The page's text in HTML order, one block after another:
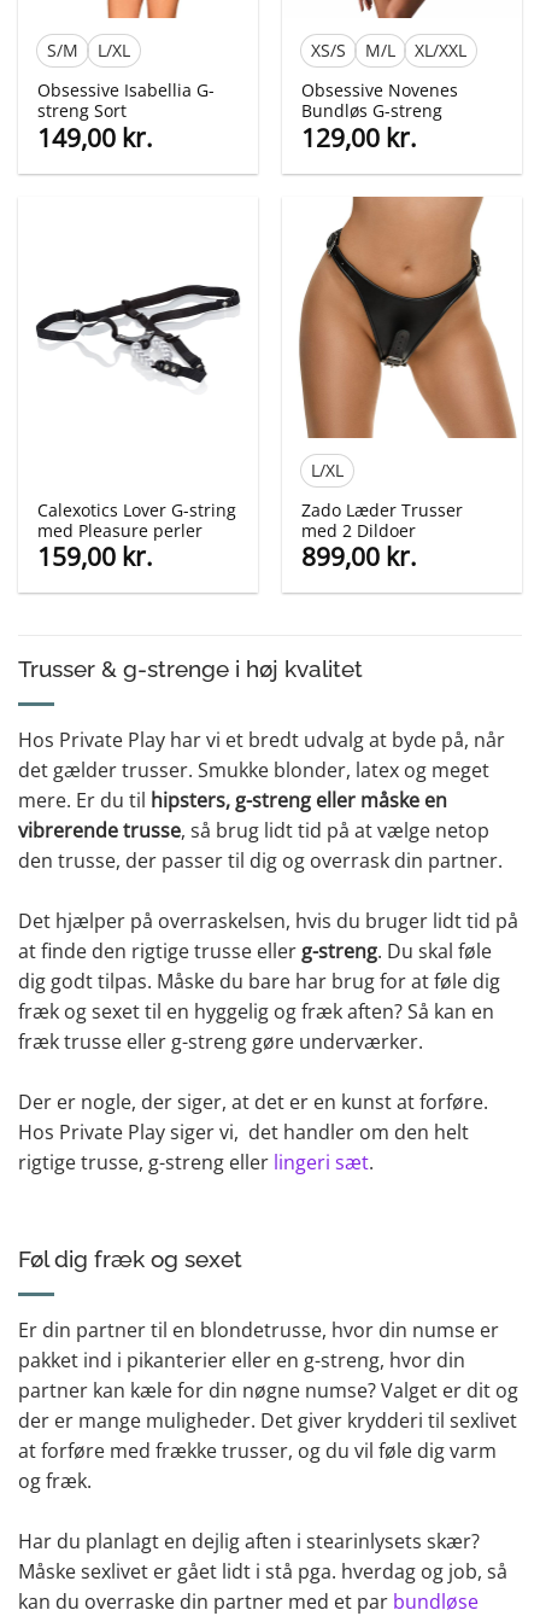
S/M
L/XL
Obsessive Isabellia G-
streng Sort
149,00 kr.
XS/S M/L
XL/XXL
Obsessive Novenes
Bundløs G-streng
129,00 kr.
Calexotics Lover G-string
med Pleasure perler
159,00 kr.
L/XL
Zado Læder Trusser
med 2 Dildoer
899,00 kr.
Trusser & g-strenge i høj kvalitet
Hos Private Play har vi et bredt udvalg at byde på, når
det gælder trusser. Smukke blonder, latex og meget
mere. Er du til hipsters, g-streng eller måske en
vibrerende trusse, så brug lidt tid på at vælge netop
den trusse, der passer til dig og overrask din partner.
Det hjælper på overraskelsen, hvis du bruger lidt tid på
at finde den rigtige trusse eller g-streng. Du skal føle
dig godt tilpas. Måske du bare har brug for at føle dig
fræk og sexet til en hyggelig og fræk aften? Så kan en
fræk trusse eller g-streng gøre underværker.
Der er nogle, der siger, at det er en kunst at forføre.
Hos Private Play siger vi, det handler om den helt
rigtige trusse, g-streng eller lingeri sæt.
Føl dig fræk og sexet
Er din partner til en blondetrusse, hvor din numse er
pakket ind i pikanterier eller en g-streng, hvor din
partner kan kæle for din nøgne numse? Valget er dit og
der er mange muligheder. Det giver krydderi til sexlivet
at forføre med frække trusser, og du vil føle dig varm
og fræk.
Har du planlagt en dejlig aften i stearinlysets skær?
Måske sexlivet er gået lidt i stå pga. hverdag og job, så
kan du overraske din partner med et par bundløse